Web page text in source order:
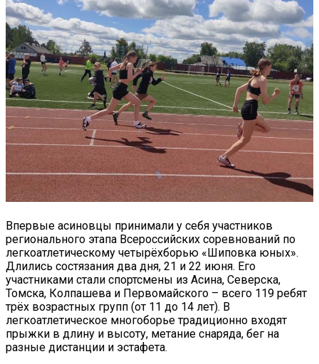
Впервые асиновцы принимали у себя участников
регионального этапа Всероссийских соревнований по
легкоатлетическому четырёхборью «Шиповка юных».
Длились состязания два дня, 21 и 22 июня. Его
участниками стали спортсмены из Асина, Северска,
Томска, Колпашева и Первомайского – всего 119 ребят
трёх возрастных групп (от 11 до 14 лет). В
легкоатлетическое многоборье традиционно входят
прыжки в длину и высоту, метание снаряда, бег на
разные дистанции и эстафета.